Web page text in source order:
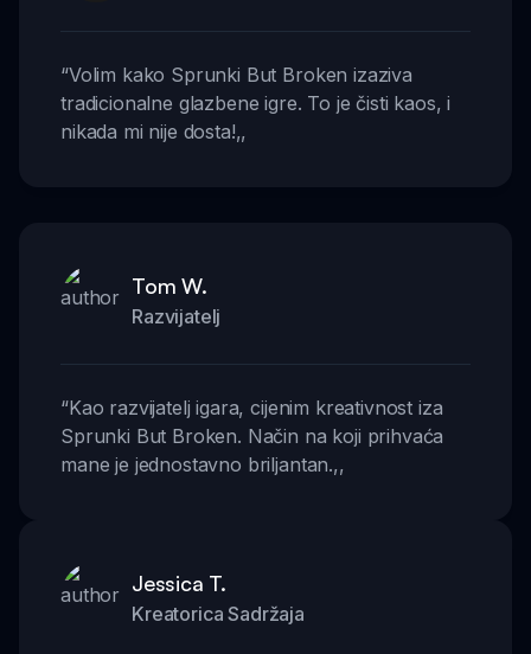
“Volim kako Sprunki But Broken izaziva
tradicionalne glazbene igre. To je čisti kaos, i
nikada mi nije dosta!,,
Tom W.
Razvijatelj
“Kao razvijatelj igara, cijenim kreativnost iza
Sprunki But Broken. Način na koji prihvaća
mane je jednostavno briljantan.,,
Jessica T.
Kreatorica Sadržaja